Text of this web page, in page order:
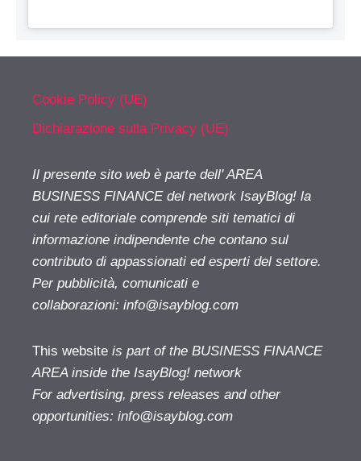
Cookie Policy (UE)
Dichiarazione sulla Privacy (UE)
Il presente sito web è parte dell' AREA
BUSINESS FINANCE del network IsayBlog! la
cui rete editoriale comprende siti tematici di
informazione indipendente che contano sul
contributo di appassionati ed esperti del settore.
Per pubblicità, comunicati e
collaborazioni: info@isayblog.com
This website is part of the BUSINESS FINANCE
AREA inside the IsayBlog! network
For advertising, press releases and other
opportunities: info@isayblog.com